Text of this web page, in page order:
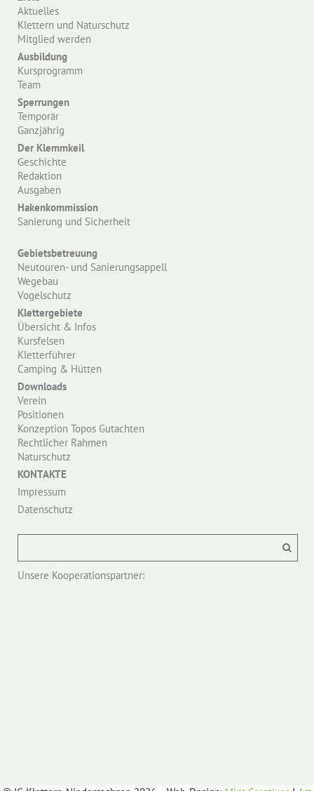
Aktuelles
Klettern und Naturschutz
Mitglied werden
Ausbildung
Kursprogramm
Team
Sperrungen
Temporär
Ganzjährig
Der Klemmkeil
Geschichte
Redaktion
Ausgaben
Hakenkommission
Sanierung und Sicherheit
Gebietsbetreuung
Neutouren- und Sanierungsappell
Wegebau
Vogelschutz
Klettergebiete
Übersicht & Infos
Kursfelsen
Kletterführer
Camping & Hütten
Downloads
Verein
Positionen
Konzeption Topos Gutachten
Rechtlicher Rahmen
Naturschutz
KONTAKTE
Impressum
Datenschutz
Unsere Kooperationspartner: